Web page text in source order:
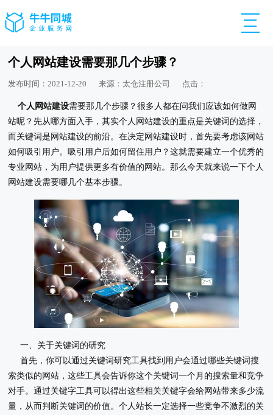
个人网站建设需要那几个步骤？
发布时间：2021-12-20 来源：太仓注册公司 点击：
个人网站建设需要那几个步骤？很多人都在问我们应该如何做网
站呢？先从哪方面入手，其实个人网站建设的重点是关键词的选择，
而关键词是网站建设的前沿。在决定网站建设时，首先要考虑该网站
如何吸引用户。吸引用户后如何留住用户？这就需要建立一个优秀的
专业网站，为用户提供更多有价值的网站。那么今天就来说一下个人
网站建设需要哪几个基本步骤。
一、关于关键词的研究
首先，你可以通过关键词研究工具找到用户会通过哪些关键词搜
索类似的网站，这些工具会告诉你这个关键词一个月的搜索量和竞争
对手。通过关键字工具可以得出这些相关关键字会给网站带来多少流
量，从而判断关键词的价值。个人站长一定选择一些竞争不激烈的关